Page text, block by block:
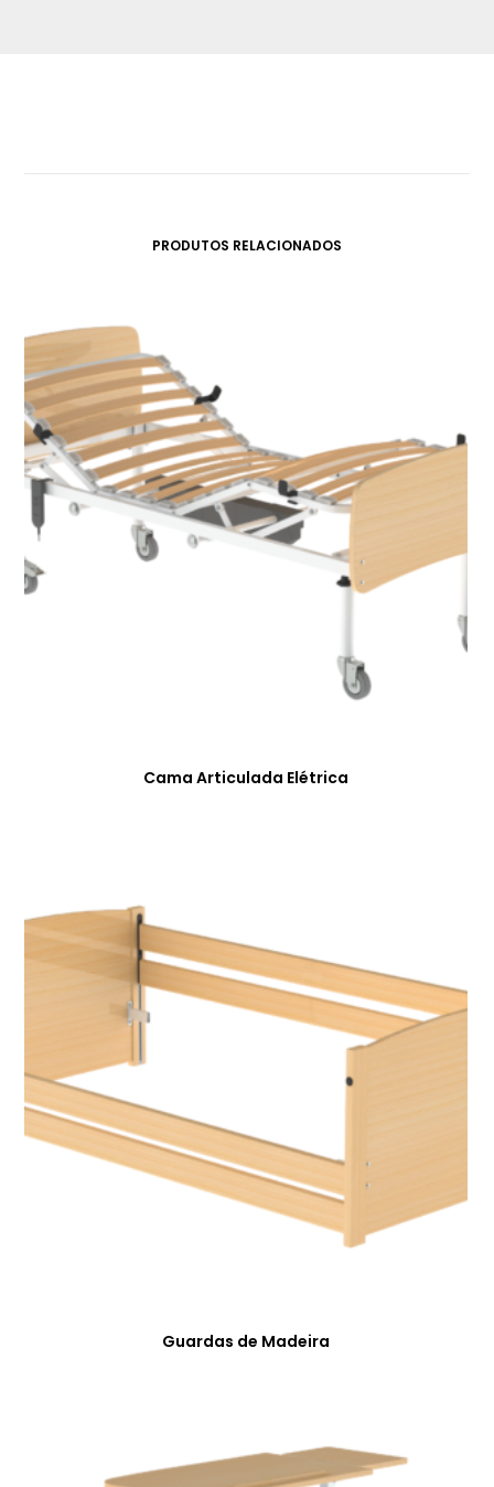
PRODUTOS RELACIONADOS
Cama Articulada Elétrica
Guardas de Madeira